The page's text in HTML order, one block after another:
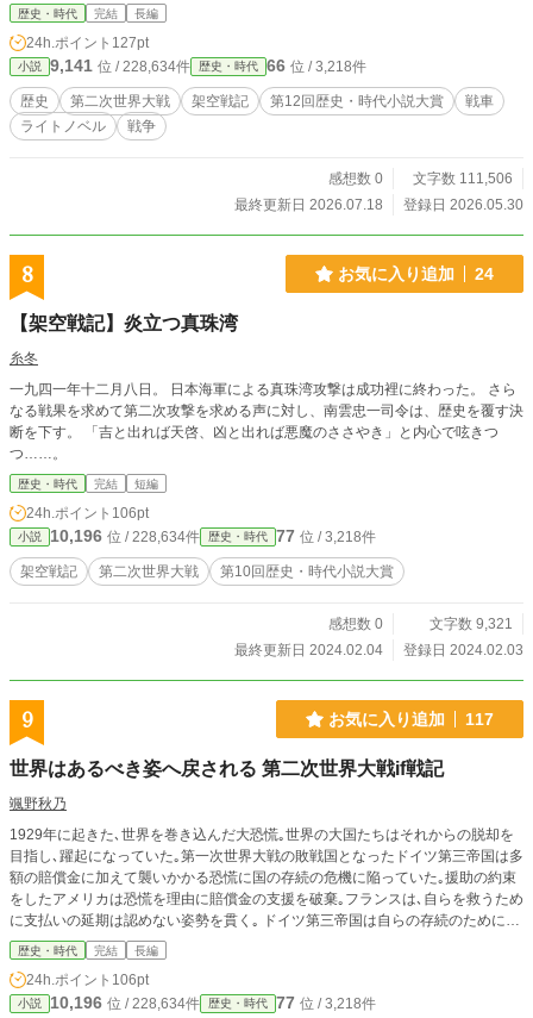
歴史・時代 完結 長編
24h.ポイント 127pt
小説 9,141 位 / 228,634件 歴史・時代 66 位 / 3,218件
歴史 第二次世界大戦 架空戦記 第12回歴史・時代小説大賞
戦車
ライトノベル
戦争
感想数 0
文字数 111,506
最終更新日 2026.07.18
登録日 2026.05.30
8 お気に入り追加 24
【架空戦記】炎立つ真珠湾
糸冬
一九四一年十二月八日。 日本海軍による真珠湾攻撃は成功裡に終わった。 さら
なる戦果を求めて第二次攻撃を求める声に対し、南雲忠一司令は、歴史を覆す決
断を下す。 「吉と出れば天啓、凶と出れば悪魔のささやき」と内心で呟きつ
つ……。
歴史・時代 完結 短編
24h.ポイント 106pt
小説 10,196 位 / 228,634件 歴史・時代 77 位 / 3,218件
架空戦記 第二次世界大戦 第10回歴史・時代小説大賞
感想数 0
文字数 9,321
最終更新日 2024.02.04
登録日 2024.02.03
9 お気に入り追加 117
世界はあるべき姿へ戻される 第二次世界大戦if戦記
颯野秋乃
1929年に起きた､世界を巻き込んだ大恐慌｡世界の大国たちはそれからの脱却を
目指し､躍起になっていた｡第一次世界大戦の敗戦国となったドイツ第三帝国は多
額の賠償金に加えて襲いかかる恐慌に国の存続の危機に陥っていた｡援助の約束
をしたアメリカは恐慌を理由に賠償金の支援を破棄｡フランスは､自らを救うため
に支払いの延期は認めない姿勢を貫く｡ ドイツ第三帝国は自らの存続のために､
世界に隠しながら軍備の拡張に奔走することになる｡ また､極東の国大日本帝国｡
関係の悪化の一途を辿る日米関係によって受ける経済的打撃に苦しんでいた｡ そ
の解決法として提案された大東亜共栄圏｡東南アジア諸国及び中国を含めた大経
済圏､生存圏の構築に力を注ごうとしていた｡ この小説は､ドイツ第三帝国と大日
歴史・時代 完結 長編
24h.ポイント 106pt
小説 10,196 位 / 228,634件 歴史・時代 77 位 / 3,218件